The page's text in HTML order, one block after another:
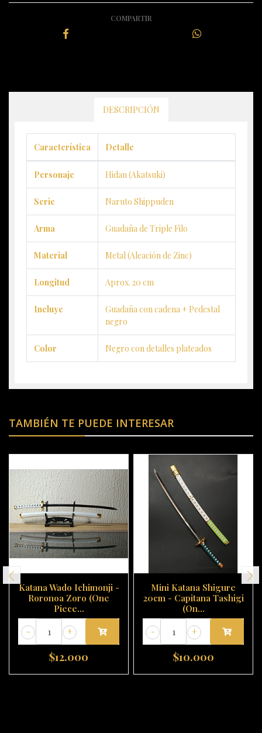
COMPARTIR
DESCRIPCIÓN
Característica Detalle
Personaje Hidan (Akatsuki)
Serie Naruto Shippuden
Arma Guadaña de Triple Filo
Material Metal (Aleación de Zinc)
Longitud Aprox. 20 cm
Incluye
Guadaña con cadena + Pedestal
negro
Color Negro con detalles plateados
TAMBIÉN TE PUEDE INTERESAR
Katana Wado Ichimonji -
Roronoa Zoro (One
Piece...
+
-
$12.000
Mini Katana Shigure
20cm - Capitana Tashigi
(On...
+
-
$10.000